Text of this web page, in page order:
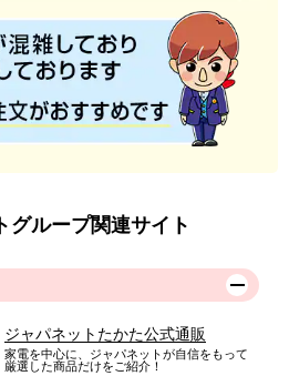
グループ関連サイト
ジャパネットたかた公式通販
家電を中心に、ジャパネットが自信をもって
厳選した商品だけをご紹介！